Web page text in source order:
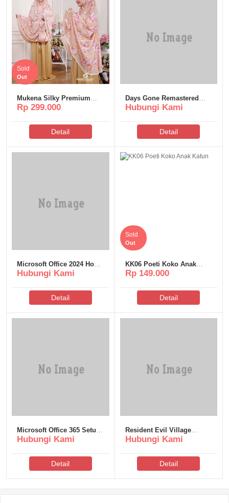
Mukena Silky Premium
Poeti – MS311
Sold
Out
Rp 299.000
Detail
Days Gone Remastered
Crack All DLCs Windows
Hubungi Kami
Detail
Microsoft Office 2024 Home
& Student offline Setup
Activation Script
Hubungi Kami
Detail
KK06 Poeti Koko Anak
Katun
Sold
Out
Rp 149.000
Detail
Microsoft Office 365 Setup
only Super-Lite
Hubungi Kami
Detail
Resident Evil Village
Cracked Compressed
Hubungi Kami
Detail